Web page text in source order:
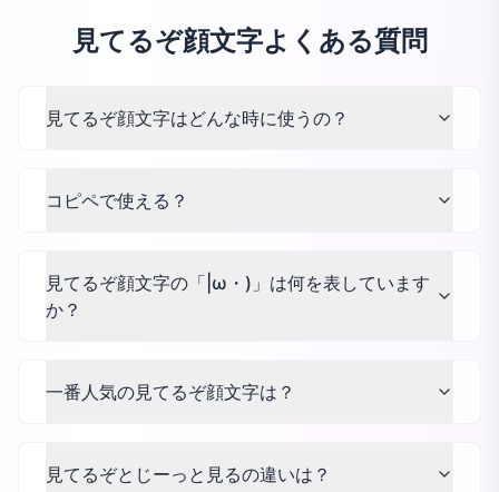
見てるぞ顔文字よくある質問
見てるぞ顔文字はどんな時に使うの？
コピペで使える？
見てるぞ顔文字の「|ω・)」は何を表しています
か？
一番人気の見てるぞ顔文字は？
見てるぞとじーっと見るの違いは？